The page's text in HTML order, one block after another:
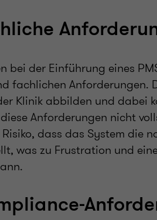
bei der Einführung eines
fachlichen Anforderungen.
Klinik abbilden und dabei
Anforderungen nicht
dass das System die
was zu Frustration und